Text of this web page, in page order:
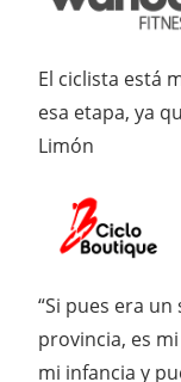
El ciclista está
esa etapa, ya
Limón
“Si pues era
provincia, es
mi infancia y